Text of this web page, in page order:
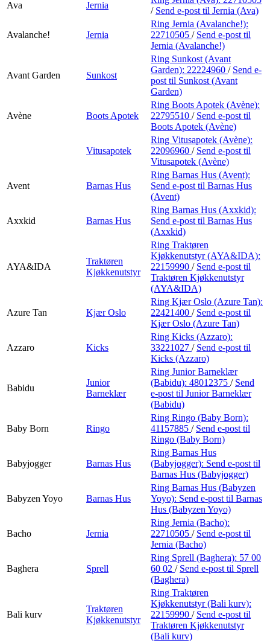
Ava
Jernia
/ Send e-post til Jernia (Ava)
Avalanche! Jernia
Ring Jernia (Avalanche!):
22710505 / Send e-post til
Jernia (Avalanche!)
Avant Garden Sunkost
Ring Sunkost (Avant
Garden): 22224960 / Send e-
post til Sunkost (Avant
Garden)
Avène Boots Apotek
Ring Boots Apotek (Avène):
22795510 / Send e-post til
Boots Apotek (Avène)
Vitusapotek
Ring Vitusapotek (Avène):
22096960 / Send e-post til
Vitusapotek (Avène)
Avent Barnas Hus
Ring Barnas Hus (Avent):
Send e-post til Barnas Hus
(Avent)
Axxkid Barnas Hus
Ring Barnas Hus (Axxkid):
Send e-post til Barnas Hus
(Axxkid)
AYA&IDA
Traktøren
Kjøkkenutstyr
Ring Traktøren
Kjøkkenutstyr (AYA&IDA):
22159990 / Send e-post til
Traktøren Kjøkkenutstyr
(AYA&IDA)
Azure Tan Kjær Oslo
Ring Kjær Oslo (Azure Tan):
22421400 / Send e-post til
Kjær Oslo (Azure Tan)
Azzaro Kicks
Ring Kicks (Azzaro):
33221027 / Send e-post til
Kicks (Azzaro)
Babidu
Junior
Barneklær
Ring Junior Barneklær
(Babidu): 48012375 / Send
e-post til Junior Barneklær
(Babidu)
Baby Born Ringo
Ring Ringo (Baby Born):
41157885 / Send e-post til
Ringo (Baby Born)
Babyjogger Barnas Hus
Ring Barnas Hus
(Babyjogger): Send e-post til
Barnas Hus (Babyjogger)
Babyzen Yoyo Barnas Hus
Ring Barnas Hus (Babyzen
Yoyo): Send e-post til Barnas
Hus (Babyzen Yoyo)
Bacho Jernia
Ring Jernia (Bacho):
22710505 / Send e-post til
Jernia (Bacho)
Baghera Sprell
Ring Sprell (Baghera): 57 00
60 02 / Send e-post til Sprell
(Baghera)
Bali kurv
Traktøren
Kjøkkenutstyr
Ring Traktøren
Kjøkkenutstyr (Bali kurv):
22159990 / Send e-post til
Traktøren Kjøkkenutstyr
(Bali kurv)